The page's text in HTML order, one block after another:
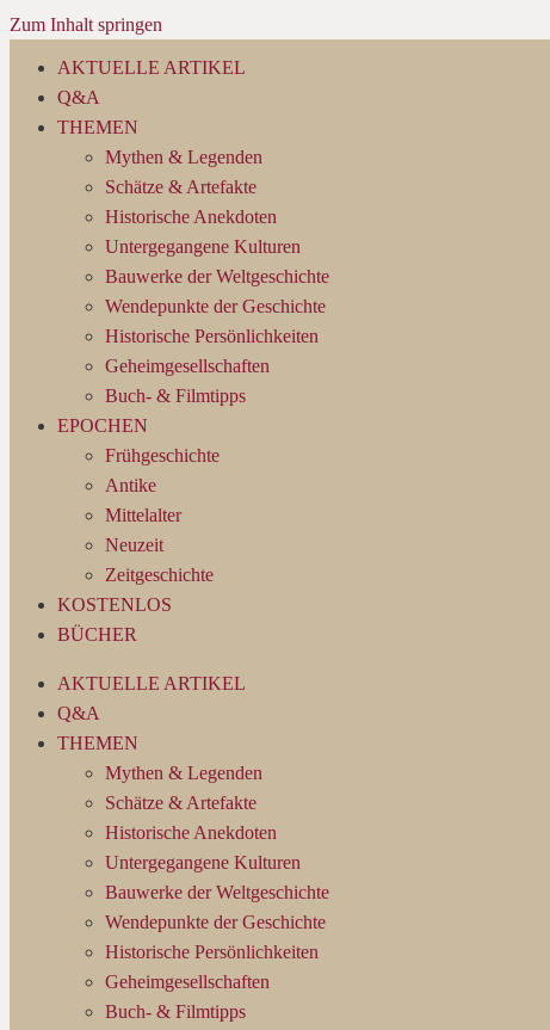
Zum Inhalt springen
AKTUELLE ARTIKEL
Q&A
THEMEN
Mythen & Legenden
Schätze & Artefakte
Historische Anekdoten
Untergegangene Kulturen
Bauwerke der Weltgeschichte
Wendepunkte der Geschichte
Historische Persönlichkeiten
Geheimgesellschaften
Buch- & Filmtipps
EPOCHEN
Frühgeschichte
Antike
Mittelalter
Neuzeit
Zeitgeschichte
KOSTENLOS
BÜCHER
AKTUELLE ARTIKEL
Q&A
THEMEN
Mythen & Legenden
Schätze & Artefakte
Historische Anekdoten
Untergegangene Kulturen
Bauwerke der Weltgeschichte
Wendepunkte der Geschichte
Historische Persönlichkeiten
Geheimgesellschaften
Buch- & Filmtipps